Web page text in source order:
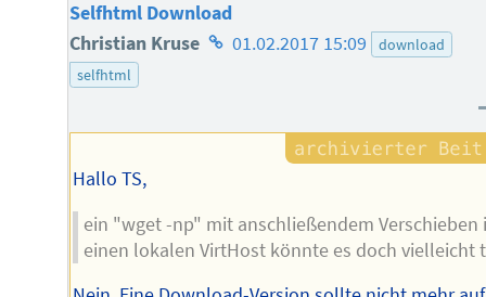
Selfhtml Download
Christian Kruse Homepage
01.02.2017 15:09
download
selfhtml
Hallo TS,
ein "wget -np" mit anschließendem Verschieben
einen lokalen VirtHost könnte es doch vielleicht